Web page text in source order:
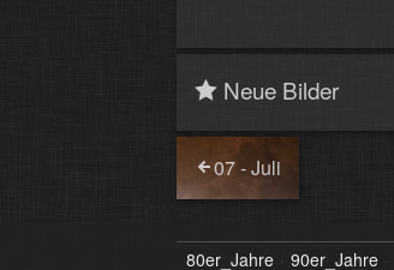
Neue Bilder
07 - Juli
80er_Jahre 90er_Jahre